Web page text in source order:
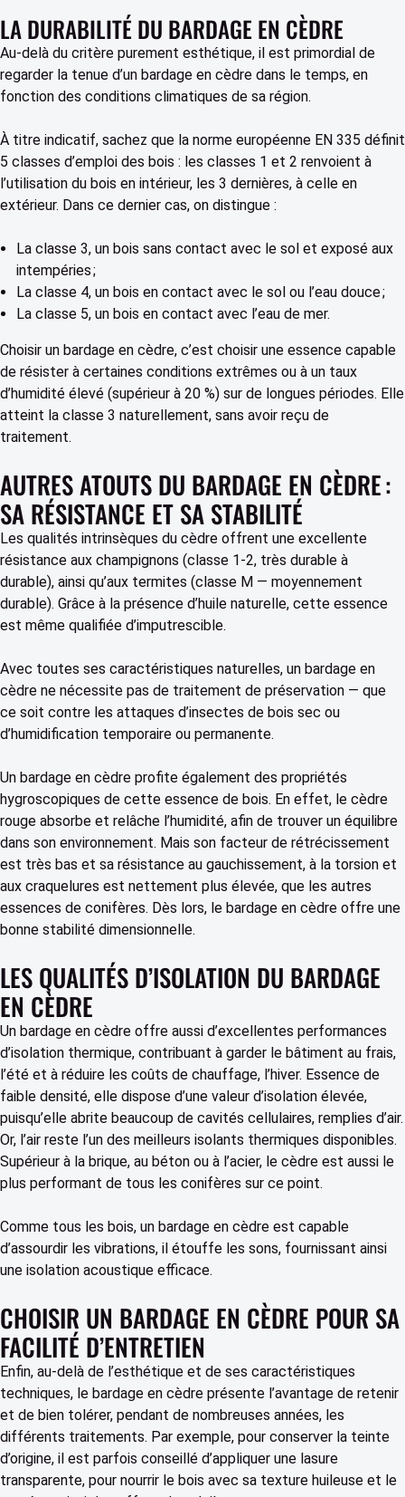
LA DURABILITÉ DU BARDAGE EN CÈDRE
Au-delà du critère purement esthétique, il est primordial de
regarder la tenue d’un bardage en cèdre dans le temps, en
fonction des conditions climatiques de sa région.
À titre indicatif, sachez que la norme européenne EN 335 définit
5 classes d’emploi des bois : les classes 1 et 2 renvoient à
l’utilisation du bois en intérieur, les 3 dernières, à celle en
extérieur. Dans ce dernier cas, on distingue :
La classe 3, un bois sans contact avec le sol et exposé aux
intempéries ;
La classe 4, un bois en contact avec le sol ou l’eau douce ;
La classe 5, un bois en contact avec l’eau de mer.
Choisir un bardage en cèdre, c’est choisir une essence capable
de résister à certaines conditions extrêmes ou à un taux
d’humidité élevé (supérieur à 20 %) sur de longues périodes. Elle
atteint la classe 3 naturellement, sans avoir reçu de
traitement.
AUTRES ATOUTS DU BARDAGE EN CÈDRE :
SA RÉSISTANCE ET SA STABILITÉ
Les qualités intrinsèques du cèdre offrent une excellente
résistance aux champignons (classe 1-2, très durable à
durable), ainsi qu’aux termites (classe M — moyennement
durable). Grâce à la présence d’huile naturelle, cette essence
est même qualifiée d’imputrescible.
Avec toutes ses caractéristiques naturelles, un bardage en
cèdre ne nécessite pas de traitement de préservation — que
ce soit contre les attaques d’insectes de bois sec ou
d’humidification temporaire ou permanente.
Un bardage en cèdre profite également des propriétés
hygroscopiques de cette essence de bois. En effet, le cèdre
rouge absorbe et relâche l’humidité, afin de trouver un équilibre
dans son environnement. Mais son facteur de rétrécissement
est très bas et sa résistance au gauchissement, à la torsion et
aux craquelures est nettement plus élevée, que les autres
essences de conifères. Dès lors, le bardage en cèdre offre une
bonne stabilité dimensionnelle.
LES QUALITÉS D’ISOLATION DU BARDAGE
EN CÈDRE
Un bardage en cèdre offre aussi d’excellentes performances
d’isolation thermique, contribuant à garder le bâtiment au frais,
l’été et à réduire les coûts de chauffage, l’hiver. Essence de
faible densité, elle dispose d’une valeur d’isolation élevée,
puisqu’elle abrite beaucoup de cavités cellulaires, remplies d’air.
Or, l’air reste l’un des meilleurs isolants thermiques disponibles.
Supérieur à la brique, au béton ou à l’acier, le cèdre est aussi le
plus performant de tous les conifères sur ce point.
Comme tous les bois, un bardage en cèdre est capable
d’assourdir les vibrations, il étouffe les sons, fournissant ainsi
une isolation acoustique efficace.
CHOISIR UN BARDAGE EN CÈDRE POUR SA
FACILITÉ D’ENTRETIEN
Enfin, au-delà de l’esthétique et de ses caractéristiques
techniques, le bardage en cèdre présente l’avantage de retenir
et de bien tolérer, pendant de nombreuses années, les
différents traitements. Par exemple, pour conserver la teinte
d’origine, il est parfois conseillé d’appliquer une lasure
transparente, pour nourrir le bois avec sa texture huileuse et le